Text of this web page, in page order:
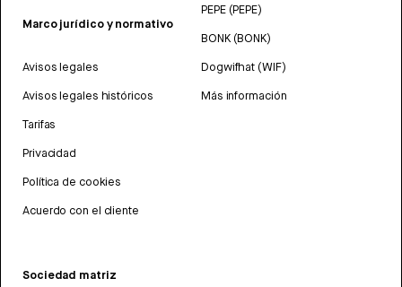
Marco jurídico y normativo
Avisos legales
Avisos legales históricos
Tarifas
Privacidad
Política de cookies
Acuerdo con el cliente
PEPE (PEPE)
BONK (BONK)
Dogwifhat (WIF)
Más información
Sociedad matriz